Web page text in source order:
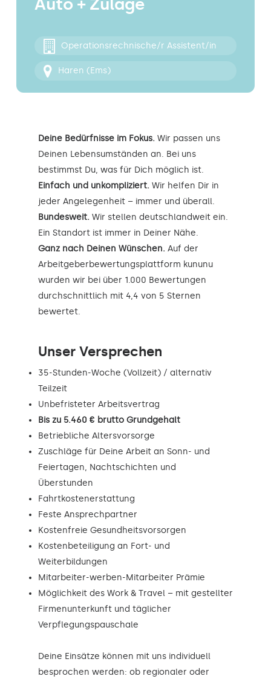
Kontakt
Auto + Zulage
Operationsrechnische/r Assistent/in
Haren (Ems)
Deine Bedürfnisse im Fokus. Wir passen uns
Deinen Lebensumständen an. Bei uns
bestimmst Du, was für Dich möglich ist.
Einfach und unkompliziert. Wir helfen Dir in
jeder Angelegenheit – immer und überall.
Bundesweit. Wir stellen deutschlandweit ein.
Ein Standort ist immer in Deiner Nähe.
Ganz nach Deinen Wünschen. Auf der
Arbeitgeberbewertungsplattform kununu
wurden wir bei über 1.000 Bewertungen
durchschnittlich mit 4,4 von 5 Sternen
bewertet.
Unser Versprechen
35-Stunden-Woche (Vollzeit) / alternativ
Teilzeit
Unbefristeter Arbeitsvertrag
Bis zu 5.460 € brutto Grundgehalt
Betriebliche Altersvorsorge
Zuschläge für Deine Arbeit an Sonn- und
Feiertagen, Nachtschichten und
Überstunden
Fahrtkostenerstattung
Feste Ansprechpartner
Kostenfreie Gesundheitsvorsorgen
Kostenbeteiligung an Fort- und
Weiterbildungen
Mitarbeiter-werben-Mitarbeiter Prämie
Möglichkeit des Work & Travel – mit gestellter
Firmenunterkunft und täglicher
Verpflegungspauschale
Deine Einsätze können mit uns individuell
besprochen werden: ob regionaler oder